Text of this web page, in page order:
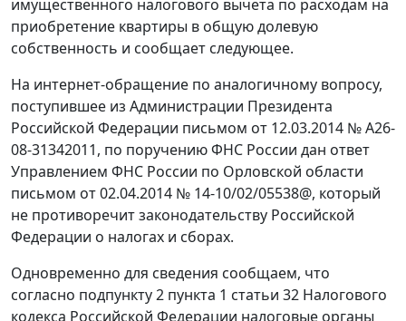
имущественного налогового вычета по расходам на
приобретение квартиры в общую долевую
собственность и сообщает следующее.
На интернет-обращение по аналогичному вопросу,
поступившее из Администрации Президента
Российской Федерации письмом от 12.03.2014 № А26-
08-31342011, по поручению ФНС России дан ответ
Управлением ФНС России по Орловской области
письмом от 02.04.2014 № 14-10/02/05538@, который
не противоречит законодательству Российской
Федерации о налогах и сборах.
Одновременно для сведения сообщаем, что
согласно подпункту 2 пункта 1 статьи 32 Налогового
кодекса Российской Федерации налоговые органы